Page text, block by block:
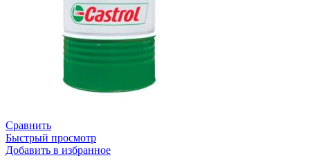
Сравнить
Быстрый просмотр
Добавить в избранное